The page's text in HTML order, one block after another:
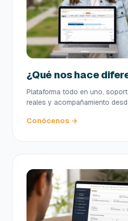
¿Qué nos hace
Plataforma todo en uno,
reales y acompañamiento
Conócenos →